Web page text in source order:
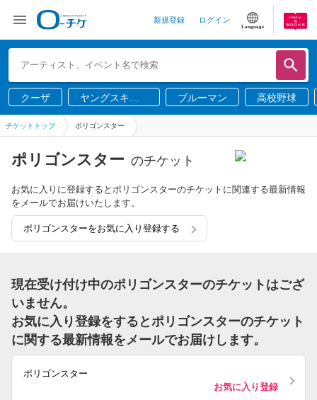
新規登録 ログイン
Language
クーザ
ヤングスキニ
ー
ブルーマン 高校野球
チケットトップ ポリゴンスター
ポリゴンスター のチケット
お気に入りに登録するとポリゴンスターのチケットに関連する最新情報
をメールでお届けいたします。
ポリゴンスターをお気に入り登録する
現在受け付け中のポリゴンスターのチケットはござ
いません。
お気に入り登録をするとポリゴンスターのチケット
に関する最新情報をメールでお届けします。
ポリゴンスター
お気に入り登録